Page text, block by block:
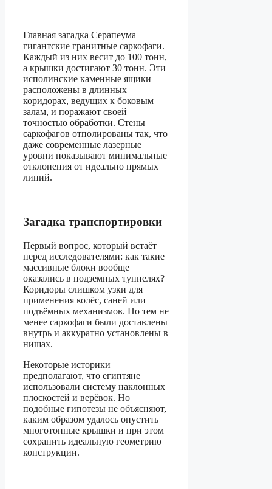
Главная загадка Серапеума —
гигантские гранитные саркофаги.
Каждый из них весит до 100 тонн,
а крышки достигают 30 тонн. Эти
исполинские каменные ящики
расположены в длинных
коридорах, ведущих к боковым
залам, и поражают своей
точностью обработки. Стены
саркофагов отполированы так, что
даже современные лазерные
уровни показывают минимальные
отклонения от идеально прямых
линий.
Загадка транспортировки
Первый вопрос, который встаёт
перед исследователями: как такие
массивные блоки вообще
оказались в подземных туннелях?
Коридоры слишком узки для
применения колёс, саней или
подъёмных механизмов. Но тем не
менее саркофаги были доставлены
внутрь и аккуратно установлены в
нишах.
Некоторые историки
предполагают, что египтяне
использовали систему наклонных
плоскостей и верёвок. Но
подобные гипотезы не объясняют,
каким образом удалось опустить
многотонные крышки и при этом
сохранить идеальную геометрию
конструкции.